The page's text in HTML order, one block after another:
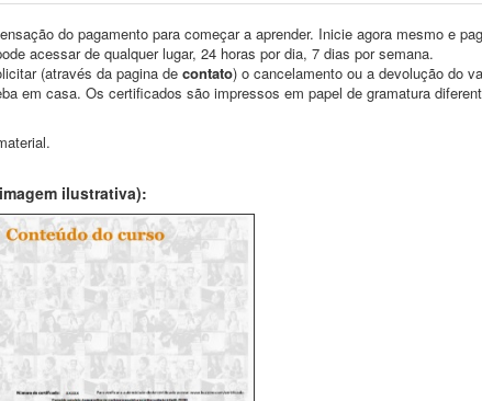
do pagamento para começar a aprender. Inicie agora mesmo e
acessar de qualquer lugar, 24 horas por dia, 7 dias por semana.
(através da pagina de contato) o cancelamento ou a devolução do
em casa. Os certificados são impressos em papel de gramatura
ilustrativa):